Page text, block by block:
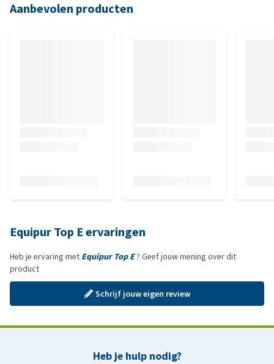
Aanbevolen producten
Equipur Top E ervaringen
Heb je ervaring met Equipur Top E? Geef jouw mening over dit
product
Schrijf jouw eigen review
Heb je hulp nodig?